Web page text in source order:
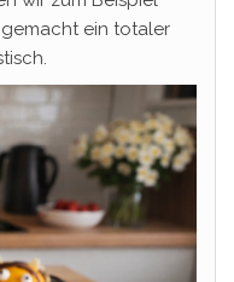
ein totaler